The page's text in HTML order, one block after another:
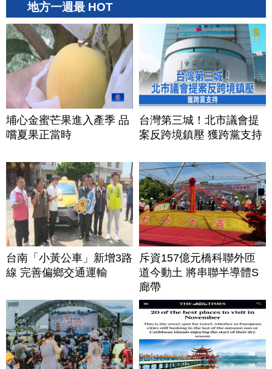
地方一週最 HOT
埔心金蜜芒果進入產季 品
嚐夏果正當時
台灣第三城！北市議會提
案反跨境鎮壓 獲跨黨支持
台南「小黃公車」新增3路
線 完善偏鄉交通運輸
斥資157億元橋科聯外匝
道今動土 將串聯半導體S
廊帶